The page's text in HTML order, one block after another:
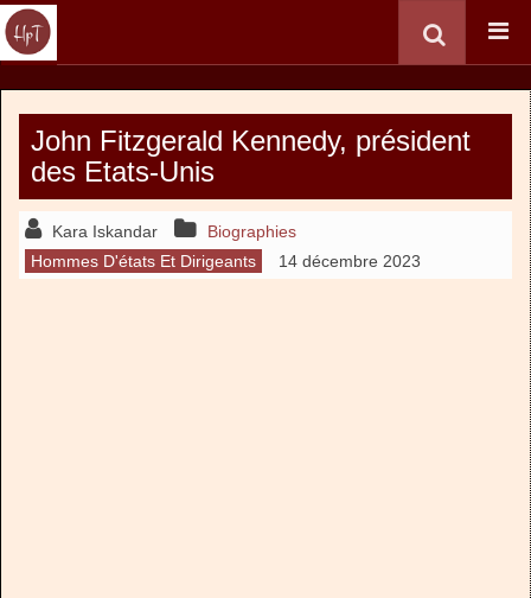
John Fitzgerald Kennedy, président
des Etats-Unis
Kara Iskandar
Biographies
Hommes D'états Et Dirigeants
14 décembre 2023